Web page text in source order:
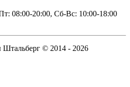
08:00-20:00, Сб-Вс: 10:00-18:00
Штальберг © 2014 - 2026